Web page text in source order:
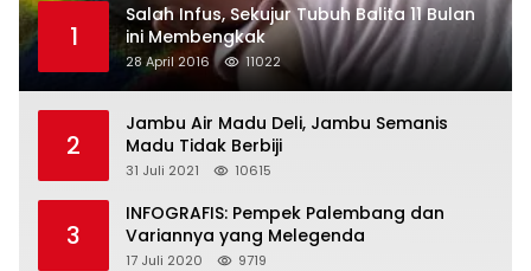
1
Salah Infus, Sekujur Tubuh Balita 11 Bulan
ini Membengkak
28 April 2016 11022
2
Jambu Air Madu Deli, Jambu Semanis
Madu Tidak Berbiji
31 Juli 2021 10615
3
INFOGRAFIS: Pempek Palembang dan
Variannya yang Melegenda
17 Juli 2020 9719